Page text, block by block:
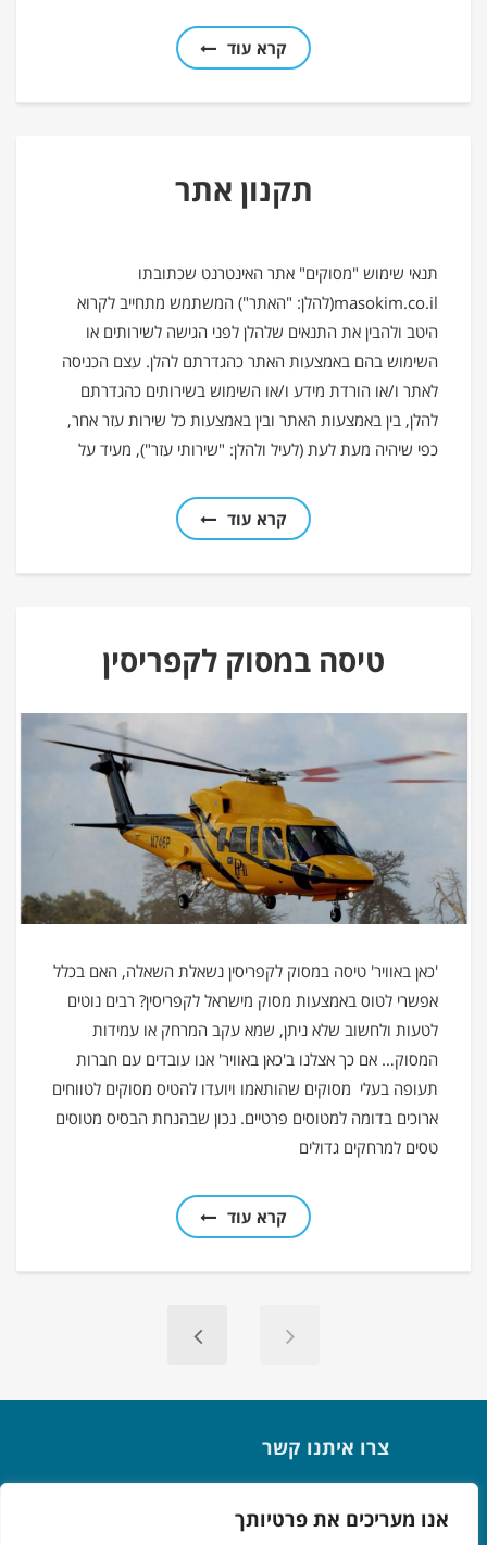
אנו מעריכים את פרטיותך
קרא עוד
תקנון אתר
תנאי שימוש "מסוקים" אתר האינטרנט שכתובתו
masokim.co.il(להלן: "האתר") המשתמש מתחייב לקרוא
היטב ולהבין את התנאים שלהלן לפני הגישה לשירותים או
השימוש בהם באמצעות האתר כהגדרתם להלן. עצם הכניסה
לאתר ו/או הורדת מידע ו/או השימוש בשירותים כהגדרתם
להלן, בין באמצעות האתר ובין באמצעות כל שירות עזר אחר,
כפי שיהיה מעת לעת (לעיל ולהלן: "שירותי עזר"), מעיד על
קרא עוד
טיסה במסוק לקפריסין
'כאן באוויר' טיסה במסוק לקפריסין נשאלת השאלה, האם בכלל
אפשרי לטוס באמצעות מסוק מישראל לקפריסין? רבים נוטים
לטעות ולחשוב שלא ניתן, שמא עקב המרחק או עמידות
המסוק… אם כך אצלנו ב'כאן באוויר' אנו עובדים עם חברות
תעופה בעלי מסוקים שהותאמו ויועדו להטיס מסוקים לטווחים
ארוכים בדומה למטוסים פרטיים. נכון שבהנחת הבסיס מטוסים
טסים למרחקים גדולים
קרא עוד
צרו איתנו קשר